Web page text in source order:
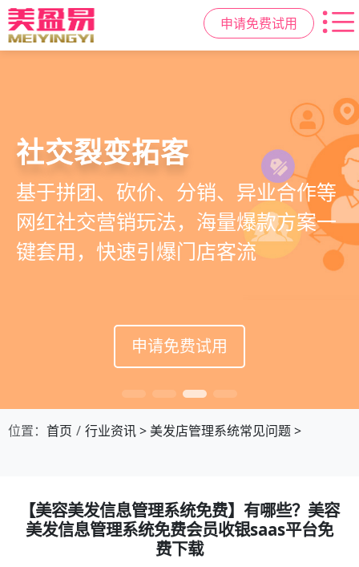
申请免费试用
美容美发管理系统
店务+拓客+020一体化，一站式解决
美发门店经营管理需求
申请免费试用
高效管理店务
提供从会员、预约、收银、报表等业
务全流程一体化SAAS服务，显著提升
管理效率，降低经营成本
申请免费试用
社交裂变拓客
基于拼团、砍价、分销、异业合作等
网红社交营销玩法，海量爆款方案一
键套用，快速引爆门店客流
申请免费试用
小程序商城
小程序链接商家、手艺人、客户，打
通线上线下，让口碑传播有抓手，赋
能社交裂变，盘活私域流量
申请免费试用
位置： 首页 行业资讯>美发店管理系统常见问题>
【美容美发信息管理系统免费】有哪些？美容
美发信息管理系统免费会员收银saas平台免
费下载